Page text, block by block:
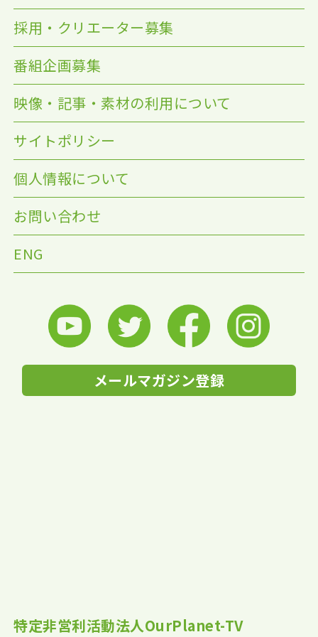
採用・クリエーター募集
番組企画募集
映像・記事・素材の利用について
サイトポリシー
個人情報について
お問い合わせ
ENG
メールマガジン登録
特定非営利活動法人OurPlanet-TV